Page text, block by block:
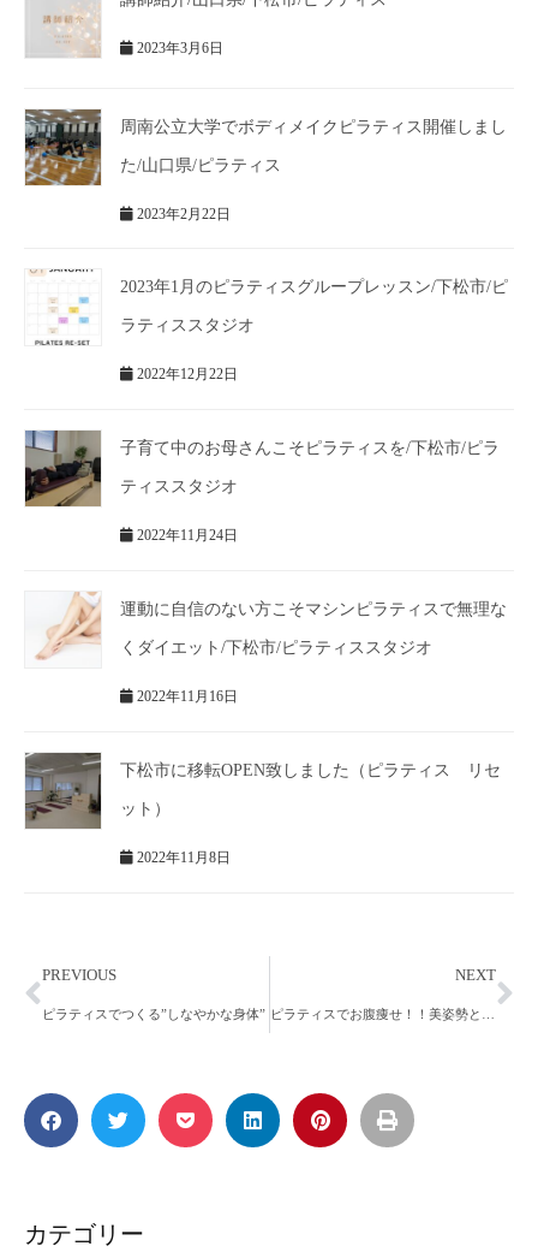
2023年3月6日
周南公立大学でボディメイクピラティス開催しまし
た/山口県/ピラティス
2023年2月22日
2023年1月のピラティスグループレッスン/下松市/ピ
ラティススタジオ
2022年12月22日
子育て中のお母さんこそピラティスを/下松市/ピラ
ティススタジオ
2022年11月24日
運動に自信のない方こそマシンピラティスで無理な
くダイエット/下松市/ピラティススタジオ
2022年11月16日
下松市に移転OPEN致しました（ピラティス リセ
ット）
2022年11月8日
PREVIOUS
ピラティスでつくる”しなやかな身体”
NEXT
カテゴリー